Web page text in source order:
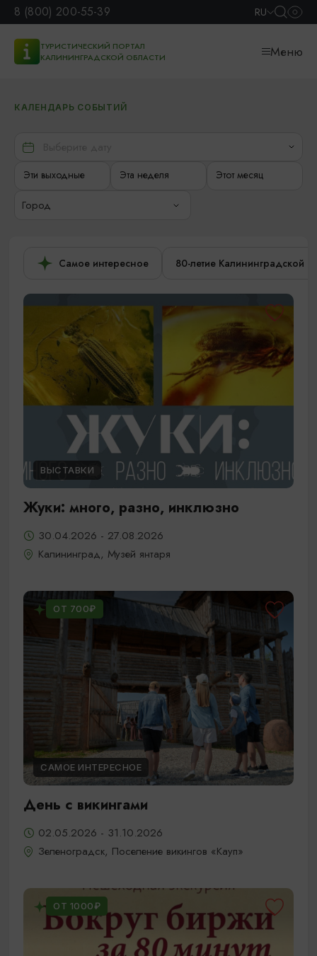
8 (800) 200-55-39 RU
ТУРИСТИЧЕСКИЙ ПОРТАЛ
КАЛИНИНГРАДСКОЙ ОБЛАСТИ
Меню
КАЛЕНДАРЬ СОБЫТИЙ
Эти выходные Эта неделя Этот месяц
Город
Самое интересное 80-летие Калининградской
ВЫСТАВКИ
Жуки: много, разно, инклюзно
30.04.2026 - 27.08.2026
Калининград, Музей янтаря
ОТ 700₽
САМОЕ ИНТЕРЕСНОЕ
День с викингами
02.05.2026 - 31.10.2026
Зеленоградск, Поселение викингов «Кауп»
ОТ 1000₽